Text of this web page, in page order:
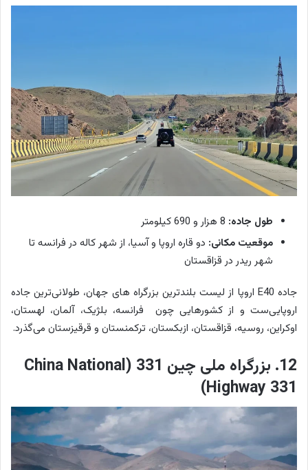
طول جاده:
موقعیت مکانی: دو قاره اروپا و آسیا، از شهر کاله در فرانسه تا
شهر ریدر در قزاقستان
جاده E40 اروپا از لیست بلندترین بزرگراه های جهان، طولانی‌ترین جاده
اروپایی‌ست و از کشورهایی چون فرانسه، بلژیک، آلمان، لهستان،
اوکراین، روسیه، قزاقستان، ازبکستان، ترکمنستان و قرقیزستان می‌گذرد.
12. بزرگراه ملی چین 331 (China National
Highway 331)